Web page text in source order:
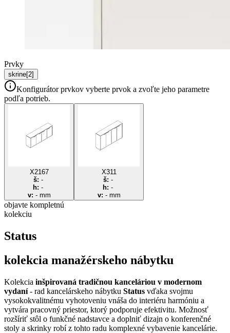
Prvky
skrine[2]
Konfigurátor prvkov vyberte prvok a zvoľte jeho parametre
podľa potrieb.
X2167
š: -
h: -
v: -mm
X311
š: -
h: -
v: -mm
objavte kompletnú
kolekciu
Status
kolekcia manažérskeho nábytku
Kolekcia inšpirovaná tradičnou kanceláriou v modernom
vydaní- rad kancelárskeho nábytku Status vďaka svojmu
vysokokvalitnému vyhotoveniu vnáša do interiéru harmóniu a
vytvára pracovný priestor, ktorý podporuje efektivitu. Možnosť
rozšíriť stôl o funkčné nadstavce a doplniť dizajn o konferenčné
stoly a skrinky robí z tohto radu komplexné vybavenie kancelárie.